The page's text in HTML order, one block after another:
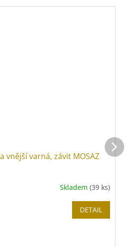
vnější varná, závit MOSAZ
Skladem (39 ks)
DETAIL